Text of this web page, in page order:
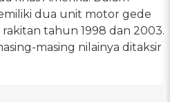
dua unit motor gede
tahun 1998 dan 2003.
masing nilainya ditaksir